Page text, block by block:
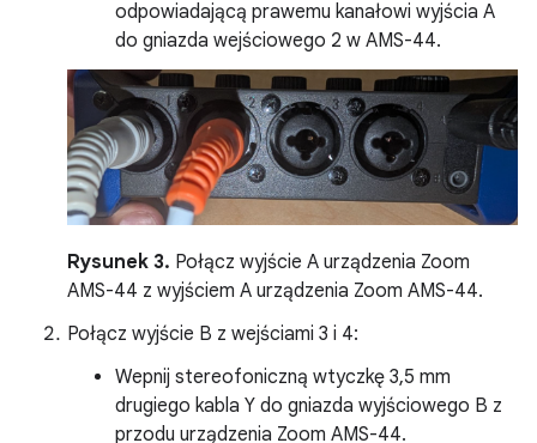
odpowiadającą prawemu kanałowi wyjścia A
do gniazda wejściowego 2 w AMS-44.
Rysunek 3. Połącz wyjście A urządzenia Zoom
AMS-44 z wyjściem A urządzenia Zoom AMS-44.
Połącz wyjście B z wejściami 3 i 4:
Wepnij stereofoniczną wtyczkę 3,5 mm
drugiego kabla Y do gniazda wyjściowego B z
przodu urządzenia Zoom AMS-44.